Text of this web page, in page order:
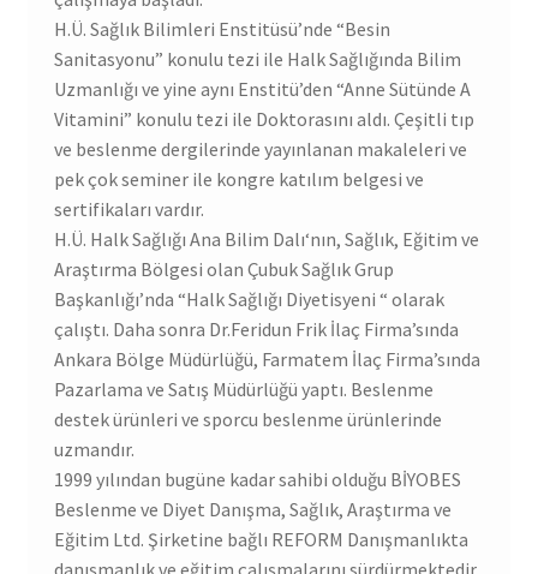
H.Ü. Sağlık Bilimleri Enstitüsü’nde “Besin
Sanitasyonu” konulu tezi ile Halk Sağlığında Bilim
Uzmanlığı ve yine aynı Enstitü’den “Anne Sütünde A
Vitamini” konulu tezi ile Doktorasını aldı. Çeşitli tıp
ve beslenme dergilerinde yayınlanan makaleleri ve
pek çok seminer ile kongre katılım belgesi ve
sertifikaları vardır.
H.Ü. Halk Sağlığı Ana Bilim Dalı‘nın, Sağlık, Eğitim ve
Araştırma Bölgesi olan Çubuk Sağlık Grup
Başkanlığı’nda “Halk Sağlığı Diyetisyeni “ olarak
çalıştı. Daha sonra Dr.Feridun Frik İlaç Firma’sında
Ankara Bölge Müdürlüğü, Farmatem İlaç Firma’sında
Pazarlama ve Satış Müdürlüğü yaptı. Beslenme
destek ürünleri ve sporcu beslenme ürünlerinde
uzmandır.
1999 yılından bugüne kadar sahibi olduğu BİYOBES
Beslenme ve Diyet Danışma, Sağlık, Araştırma ve
Eğitim Ltd. Şirketine bağlı REFORM Danışmanlıkta